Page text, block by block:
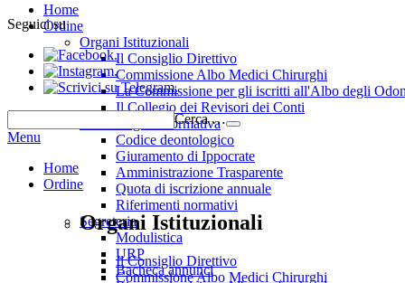
Seguici su
.
.
.
Cerca …
Menu
Home
Ordine
Organi Istituzionali
Il Consiglio Direttivo
Commissione Albo Medici Chirurghi
Home
Ordine
Organi Istituzionali
Il Consiglio Direttivo
Commissione Albo Medici Chirurghi
La Commissione per gli iscritti all'Albo degli
Il Collegio dei Revisori dei Conti
Deontologia e normativa
Codice deontologico
Giuramento di Ippocrate
Amministrazione Trasparente
Quota di iscrizione annuale
Riferimenti normativi
Segreteria
Modulistica
URP
Bacheca annunci